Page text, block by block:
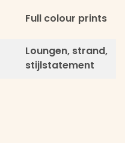
Full colour prints
Loungen, strand,
stijlstatement